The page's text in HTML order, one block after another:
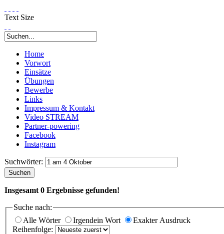
Text Size
Home
Vorwort
Einsätze
Übungen
Bewerbe
Links
Impressum & Kontakt
Video STREAM
Partner-powering
Facebook
Instagram
Suchwörter:
Suchen
Insgesamt 0 Ergebnisse gefunden!
Suche nach:
Alle Wörter
Irgendein Wort
Exakter Ausdruck
Reihenfolge: